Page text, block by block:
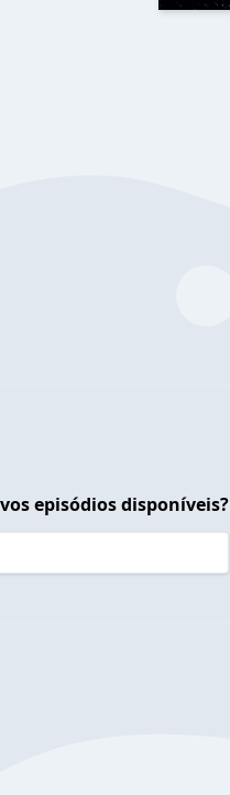
episódios disponíveis?